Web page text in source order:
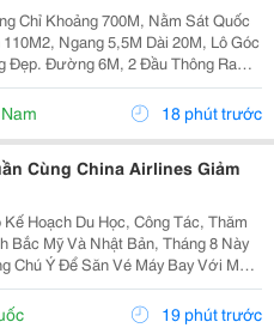
Chỉ Khoảng 700M, Nằm Sát Quốc
Thông Ra
Di Chuyển Thuận Tiện. Khu Dân
Cửa Hiện Hữu, Tiện Ích...18 phút trước
Cùng China Airlines Giảm
Hoạch Du Học, Công Tác, Thăm
Bắc Mỹ Và Nhật Bản, Tháng 8 Này
Chú Ý Để Săn Vé Máy Bay Với Mức
Triển Khai Chương Trình Ưu
Đến 25% Cho Một Số Hành Trình...
19 phút trước